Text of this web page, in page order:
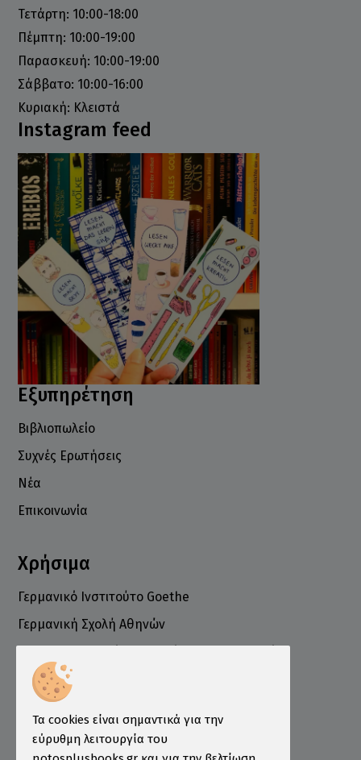
Τετάρτη: 10:00-18:00
Πέμπτη: 10:00-19:00
Παρασκευή: 10:00-19:00
Σάββατο: 10:00-16:00
Κυριακή: Κλειστά
Instagram feed
Εξυπηρέτηση
Βιβλιοπωλείο
Συχνές Ερωτήσεις
Νέα
Επικοινωνία
Χρήσιμα
Γερμανικό Ινστιτούτο Goethe
Γερμανική Σχολή Αθηνών
Επιμελητήριο
Ινστιτούτο ÖSD Ελλάδας
Πληροφορίες
Τρόποι Παραγγελίας
Τα cookies είναι σημαντικά για την
εύρυθμη λειτουργία του